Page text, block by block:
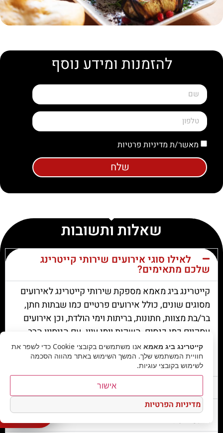
להזמנות ומידע נוסף
מאשר/ת מדיניות פרטיות
שלח
שאלות ותשובות
לאילו סוגי אירועים שירותי קייטרינג
שלכם מתאימים?
קייטרינג ביג מאמא מספקת שירותי קייטרינג לאירועים
מסוגים שונים, כולל אירועים פרטיים כמו שבתות חתן,
בר/בת מצוות, חתונות, בריתות וימי הולדת, וכן אירועים
עסקיים כמו כנסים, השקות וימי עיון. עם הניסיון הרב
שלנו, אנו יכולים לספק שירותי קייטרינג בכל גודל ומכל
סוג.
האם אתם מספקים גם שירותי מלצרות?
אילו סוגי מנות ניתן למצוא אצלכם
בתפריט?
קייטרינג ביג מאמא
אנו משתמשים בקובצי Cookie כדי לשפר את
חוויית המשתמש שלך. המשך השימוש באתר מהווה הסכמה
לשימוש בקובצי עוגיות.
אישור
מדיניות הפרטיותאנחנו זמינים לכל שאלה כאן